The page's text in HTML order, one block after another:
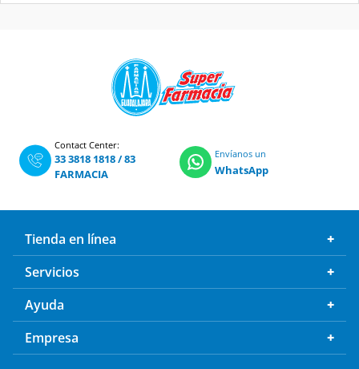
Contact Center:
33 3818 1818/83
FARMACIA
Envíanos un
WhatsApp
Tienda en línea
Servicios
Ayuda
Empresa